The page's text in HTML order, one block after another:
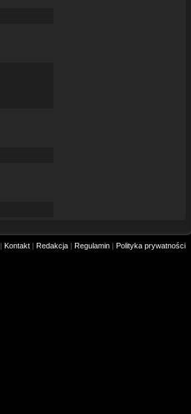
| Kontakt | Redakcja | Regulamin | Polityka prywatności